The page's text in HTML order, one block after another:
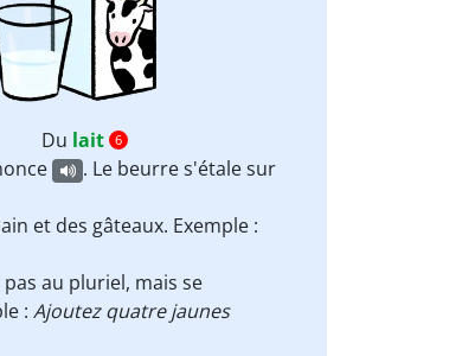
Du lait
6
. Le beurre s'étale sur
et des gâteaux. Exemple :
au pluriel, mais se
: Ajoutez quatre jaunes